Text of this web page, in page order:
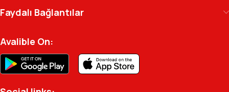
Ofisinizin enerjisini ve verimliliğini artırmak için
profesyonel kadromuzla hizmetinizdeyiz.
Faydalı Bağlantılar
Avalible On: